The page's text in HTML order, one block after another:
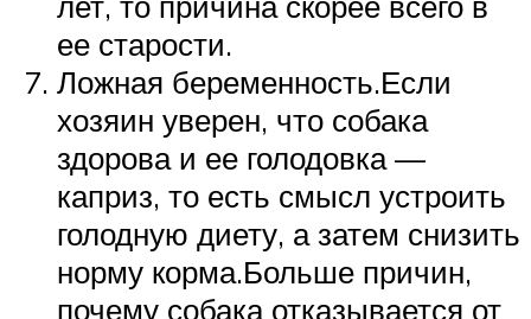
ее старости.
Ложная беременность.Если
хозяин уверен, что собака
здорова и ее голодовка —
каприз, то есть смысл устроить
голодную диету, а затем снизить
норму корма.Больше причин,
почему собака отказывается от